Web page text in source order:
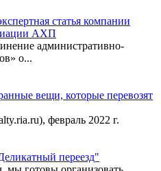
статья компании
АХП
административно-
о...
вещи, которые перевозят
февраль 2022 г.
переезд"